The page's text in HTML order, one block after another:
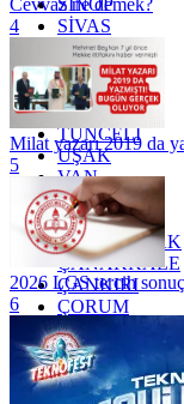
SİVAS
SİİRT
TEKİRDAĞ
TOKAT
TRABZON
TUNCELİ
UŞAK
VAN
YALOVA
YOZGAT
ZONGULDAK
ÇANAKKALE
ÇANKIRI
ÇORUM
İSTANBUL
İZMİR
ŞANLIURFA
ŞIRNAK
Cevvaz ne demek?
4
Milat yazarı 2019 da
5
2026 LGS tercih
6